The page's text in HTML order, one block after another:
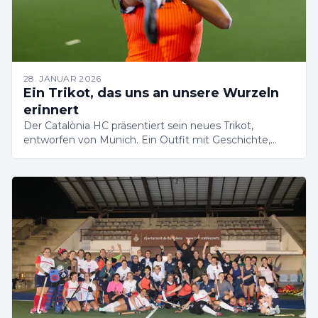
28. JANUAR 2026
Ein Trikot, das uns an unsere Wurzeln
erinnert
Der Catalònia HC präsentiert sein neues Trikot,
entworfen von Munich. Ein Outfit mit Geschichte,